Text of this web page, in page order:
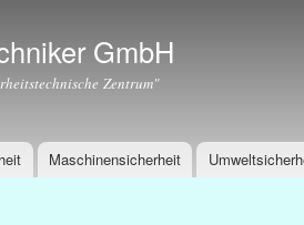
GmbH
Zentrum"
Maschinensicherheit